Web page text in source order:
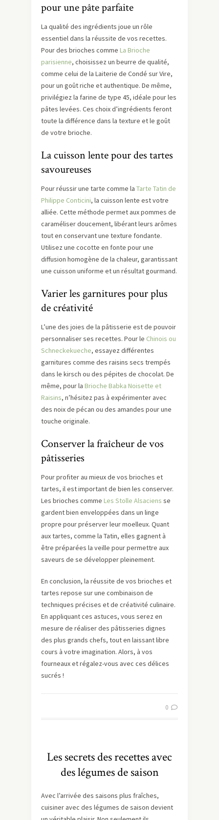
pour une pâte parfaite
La qualité des ingrédients joue un rôle
essentiel dans la réussite de vos recettes.
Pour des brioches comme La Brioche
parisienne, choisissez un beurre de qualité,
comme celui de la Laiterie de Condé sur Vire,
pour un goût riche et authentique. De même,
privilégiez la farine de type 45, idéale pour les
pâtes levées. Ces choix d’ingrédients feront
toute la différence dans la texture et le goût
de votre brioche.
La cuisson lente pour des tartes
savoureuses
Pour réussir une tarte comme la Tarte Tatin de
Philippe Conticini, la cuisson lente est votre
alliée. Cette méthode permet aux pommes de
caraméliser doucement, libérant leurs arômes
tout en conservant une texture fondante.
Utilisez une cocotte en fonte pour une
diffusion homogène de la chaleur, garantissant
une cuisson uniforme et un résultat gourmand.
Varier les garnitures pour plus
de créativité
L’une des joies de la pâtisserie est de pouvoir
personnaliser ses recettes. Pour le Chinois ou
Schneckekueche, essayez différentes
garnitures comme des raisins secs trempés
dans le kirsch ou des pépites de chocolat. De
même, pour la Brioche Babka Noisette et
Raisins, n’hésitez pas à expérimenter avec
des noix de pécan ou des amandes pour une
touche originale.
Conserver la fraîcheur de vos
pâtisseries
Pour profiter au mieux de vos brioches et
tartes, il est important de bien les conserver.
Les brioches comme Les Stolle Alsaciens se
gardent bien enveloppées dans un linge
propre pour préserver leur moelleux. Quant
aux tartes, comme la Tatin, elles gagnent à
être préparées la veille pour permettre aux
saveurs de se développer pleinement.
En conclusion, la réussite de vos brioches et
tartes repose sur une combinaison de
techniques précises et de créativité culinaire.
En appliquant ces astuces, vous serez en
mesure de réaliser des pâtisseries dignes
des plus grands chefs, tout en laissant libre
cours à votre imagination. Alors, à vos
fourneaux et régalez-vous avec ces délices
sucrés !
0
Les secrets des recettes avec
des légumes de saison
Avec l’arrivée des saisons plus fraîches,
cuisiner avec des légumes de saison devient